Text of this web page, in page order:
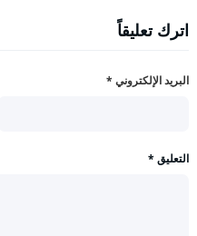
اترك تعليقاً
البريد الإلكتروني *
التعليق *